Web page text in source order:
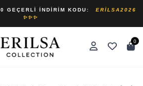
GEÇERLI İNDIRIM KODU:
ERILSA2026
✨✨✨
0